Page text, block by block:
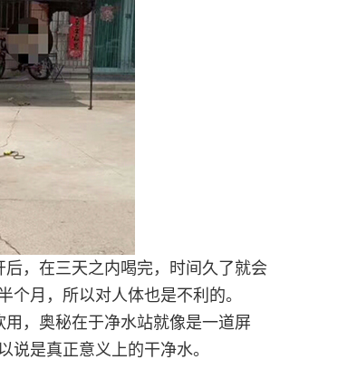
，在三天之内喝完，时间久了就会
月，所以对人体也是不利的。
，奥秘在于净水站就像是一道屏
说是真正意义上的干净水。